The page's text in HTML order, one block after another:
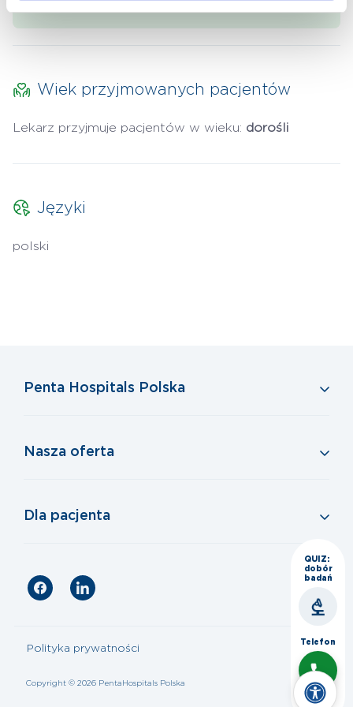
Wiek przyjmowanych pacjentów
Lekarz przyjmuje pacjentów w wieku: dorośli
Języki
polski
Penta Hospitals Polska
Nasza oferta
Dla pacjenta
Copyright © 2026 PentaHospitals Polska
Polityka prywatności
QUIZ:
dobór
badań
Telefon